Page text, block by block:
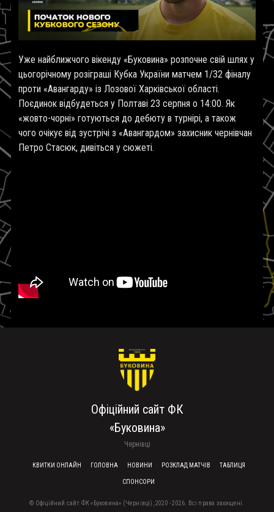
Уже найближчого вікенду «Буковина» розпочне свій шлях у
цьогорічному розіграші Кубка України матчем 1/32 фіналу
проти «Авангарду» із Лозової Харківської області.
Поєдинок відбудеться у Полтаві 23 серпня о 14:00. Як
«жовто-чорні» готуються до дебюту в турнірі, а також
чого очікує від зустрічі з «Авангардом» захисник чернівчан
Петро Стасюк, дивіться у сюжеті.
Офіційний сайт ФК
«Буковина»
Чернівці
FOOTER MENU
КВИТКИ ОНЛАЙН ГОЛОВНА НОВИНИ РОЗКЛАД МАТЧІВ ТАБЛИЦЯ
СПОНСОРИ
© Офіційний сайт ФК «Буковина» (Чернівці), 2020 - 2026. Всі права захищені.